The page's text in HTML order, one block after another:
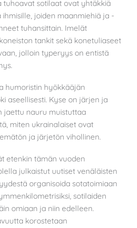
sotilaat ovat yhtäkkiä
joiden maanmiehiä ja -
tuhansittain. Imelät
tankit sekä konetuliaseet
jolloin typeryys on entistä
humoristin hyökkääjän
aseellisesti. Kyse on järjen ja
jaettu nauru muistuttaa
miten ukrainalaiset ovat
ja järjetön vihollinen.
etenkin tämän vuoden
julkaistut uutiset venäläisten
organisoida sotatoimiaan
sotilaiden
omiaan ja niin edelleen.
korostetaan